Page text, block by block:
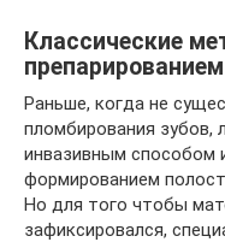
Классические
препарированием
Раньше, когда не
пломбирования зубов,
инвазивным способом
формированием
Но для того чтобы
зафиксировался,